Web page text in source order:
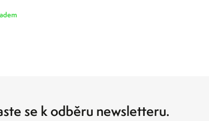
se k odběru newsletteru.